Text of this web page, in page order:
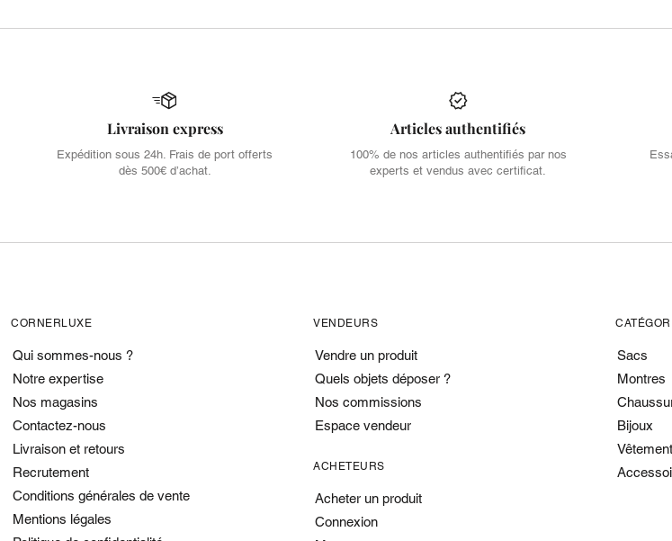
Livraison express
Expédition sous 24h. Frais de port offerts
dès 500€ d’achat.
Articles authentifiés
100% de nos articles authentifiés par nos
experts et vendus avec certificat.
CORNERLUXE
Qui sommes-nous ?
Notre expertise
Nos magasins
Contactez-nous
Livraison et retours
Recrutement
Conditions générales de vente
Mentions légales
VENDEURS
Vendre un produit
Quels objets déposer ?
Nos commissions
Espace vendeur
ACHETEURS
Acheter un produit
Connexion
Sacs
Montres
Bijoux